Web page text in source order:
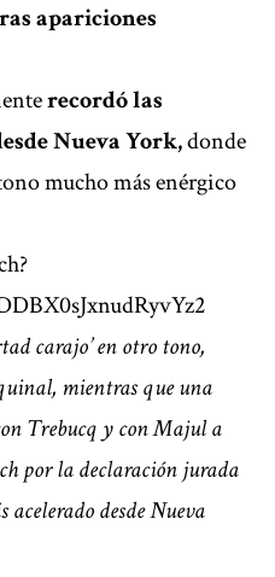
apariciones
recordó las
Nueva York,donde
mucho más enérgico
carajo’ en otro tono,
mientras que una
Trebucq y con Majul a
por la declaración jurada
acelerado desde Nueva